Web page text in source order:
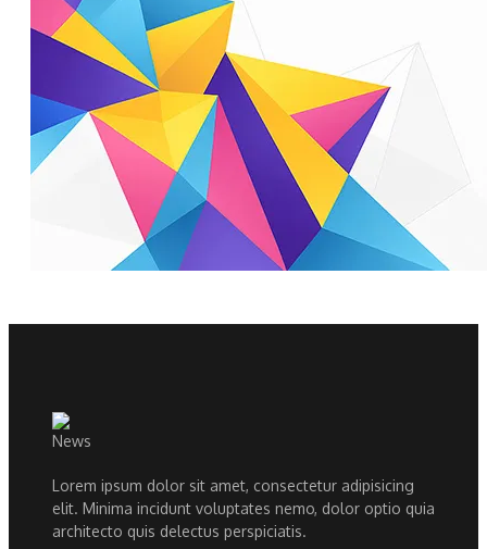
Lorem ipsum dolor sit amet, consectetur adipisicing
elit. Minima incidunt voluptates nemo, dolor optio quia
architecto quis delectus perspiciatis.